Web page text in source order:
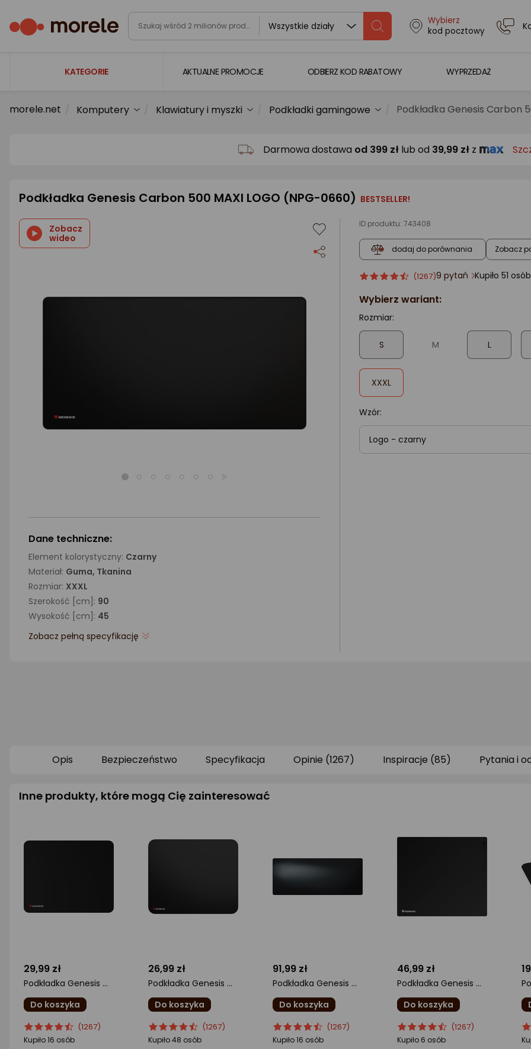
Wszystkie działy
Wybierz
kod pocztowy
KATEGORIE
Laptopy
Smartfony i smartwatche
Telewizory i audio
Foto i kamery
Supermarket
AKTUALNE PROMOCJE ODBIERZ KOD RABATOWY WYPRZEDAŻ
morele.net Komputery Klawiatury i myszki Podkładki gamingowe Podkładka Genesis Carbon
Darmowa dostawa od 399 zł lub od 39,99 zł z
Podkładka Genesis Carbon 500 MAXI LOGO (NPG-0660) BESTSELLER!
Zobacz
wideo
ID produktu: 743408
dodaj do porównania Zobacz
ocena
4.5/5
Ocena
(1267)9 pytań Kupiło 51 osób
Wybierz wariant:
Rozmiar:
S M L
XXXL
zaznaczone
Wzór:
Logo - czarny
Dane techniczne:
Element kolorystyczny: Czarny
Materiał: Guma, Tkanina
Rozmiar: XXXL
Szerokość [cm]: 90
Wysokość [cm]: 45
Zobacz pełną specyfikację
Opis Bezpieczeństwo Specyfikacja Opinie (1267) Inspiracje (85) Pytania i
Inne produkty, które mogą Cię zainteresować
29,99 zł
Podkładka Genesis Carbon 500 XL LOGO (NPG-1346)
Do koszyka
ocena
produktu
Ocena
produktu
(1267)
Kupiło 16 osób
26,99 zł
Podkładka Genesis Carbon 500 L LOGO (NPG-0659)
Do koszyka
ocena
produktu
Ocena
produktu
(1267)
Kupiło 48 osób
91,99 zł
Podkładka Genesis Carbon 500 Ultra Wave (NPG-1706)
Do koszyka
ocena
produktu
Ocena
produktu
(1267)
Kupiło 16 osób
46,99 zł
Podkładka Genesis Carbon 700 XL Cordura (NPG-1800)
Do koszyka
ocena
produktu
Ocena
produktu
(1267)
Kupiło 6 osób